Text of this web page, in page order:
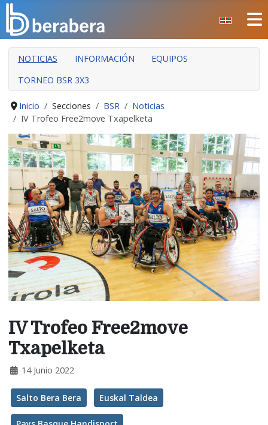
CERRAR
INICIO
CLUB
MANTEO
SECCIONES
EVENTOS
ÁREA SOCIAL
PREVENCIÓN DE LA VIOLENCIA
BERA BERA IZARRAK
NOTICIAS INFORMACIÓN
EQUIPOS
TORNEO BSR 3X3
Inicio Secciones BSR
Noticias
IV Trofeo Free2move Txapelketa
IV Trofeo Free2move
Txapelketa
14 Junio 2022
Salto Bera Bera Euskal Taldea